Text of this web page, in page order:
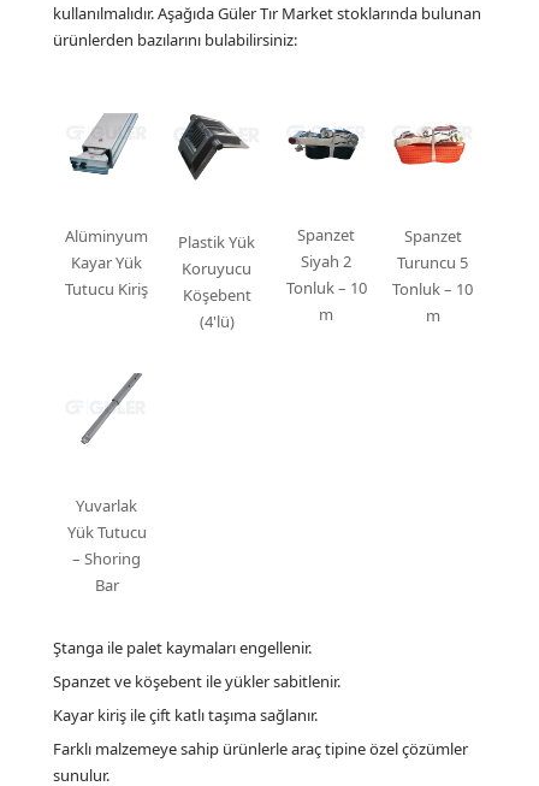
kullanılmalıdır. Aşağıda Güler Tır Market stoklarında bulunan
ürünlerden bazılarını bulabilirsiniz:
Alüminyum
Kayar Yük
Tutucu Kiriş
Plastik Yük
Koruyucu
Köşebent
(4'lü)
Spanzet
Siyah 2
Tonluk – 10
m
Spanzet
Turuncu 5
Tonluk – 10
m
Yuvarlak
Yük Tutucu
– Shoring
Bar
Ştanga ile palet kaymaları engellenir.
Spanzet ve köşebent ile yükler sabitlenir.
Kayar kiriş ile çift katlı taşıma sağlanır.
Farklı malzemeye sahip ürünlerle araç tipine özel çözümler
sunulur.